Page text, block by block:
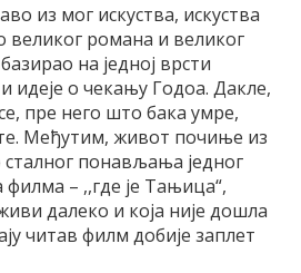
из мог искуства, искуства
великог романа и великог
на једној врсти
идеје о чекању Годоа. Дакле,
пре него што бака умре,
Међутим, живот почиње из
понављања једног
– ,,где је Тањица“,
далеко и која није дошла
читав филм добије заплет